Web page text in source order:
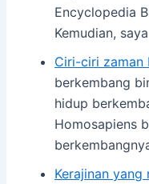
Encyclopedia
Kemudian,
Ciri-ciri zaman
berkembang
hidup
Homosapiens
Kerajinan